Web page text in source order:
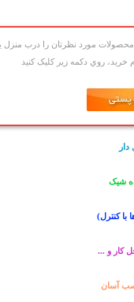
مورد نظرتان را درب منزل
روي دکمه زير کليک کنيد
شیک
کنترل)
کار و ...
آسان